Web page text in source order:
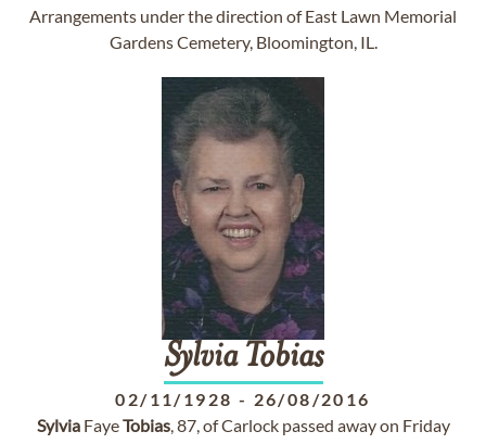
Arrangements under the direction of East Lawn Memorial
Gardens Cemetery, Bloomington, IL.
Sylvia Tobias
02/11/1928 - 26/08/2016
SylviaFayeTobias, 87, of Carlock passed away on Friday